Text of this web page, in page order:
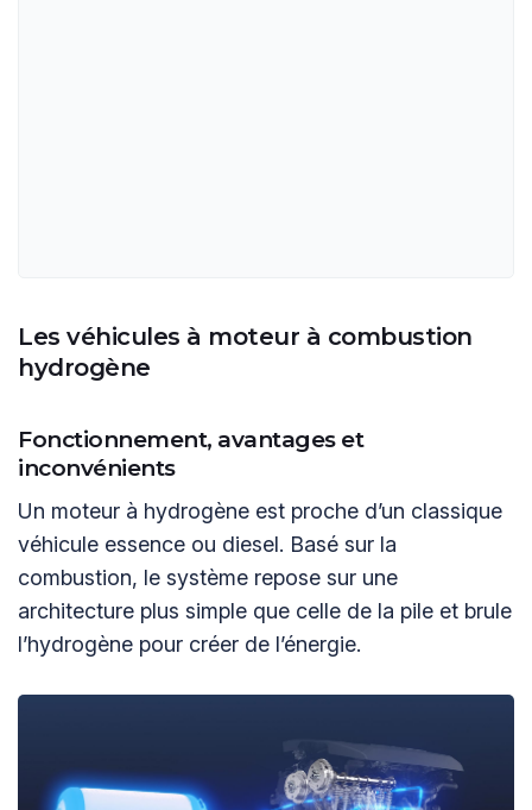
Les véhicules à moteur à combustion
hydrogène
Fonctionnement, avantages et
inconvénients
Un moteur à hydrogène est proche d’un classique
véhicule essence ou diesel. Basé sur la
combustion, le système repose sur une
architecture plus simple que celle de la pile et brule
l’hydrogène pour créer de l’énergie.